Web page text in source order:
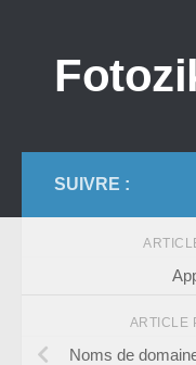
SUIVRE :
ARTICLE
Noms de